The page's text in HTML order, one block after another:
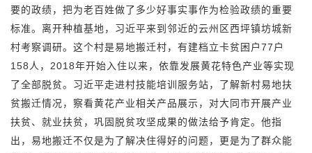
要的政绩，把为老百姓做了多少好事实事作为检验政绩的重要
标准。离开种植基地，习近平来到邻近的云州区西坪镇坊城新
村考察调研。这个村是易地搬迁村，有建档立卡贫困户77户
158人，2018年开始入住以来，依靠发展黄花特色产业等实现
了全部脱贫。习近平走进村技能培训服务站，了解新村易地扶
贫搬迁情况，察看黄花产业相关产品展示，对大同市开展产业
扶贫、就业扶贫，巩固脱贫攻坚成果的做法给予肯定。他指
出，易地搬迁不仅是为了解决住得好的问题，更是为了群众能